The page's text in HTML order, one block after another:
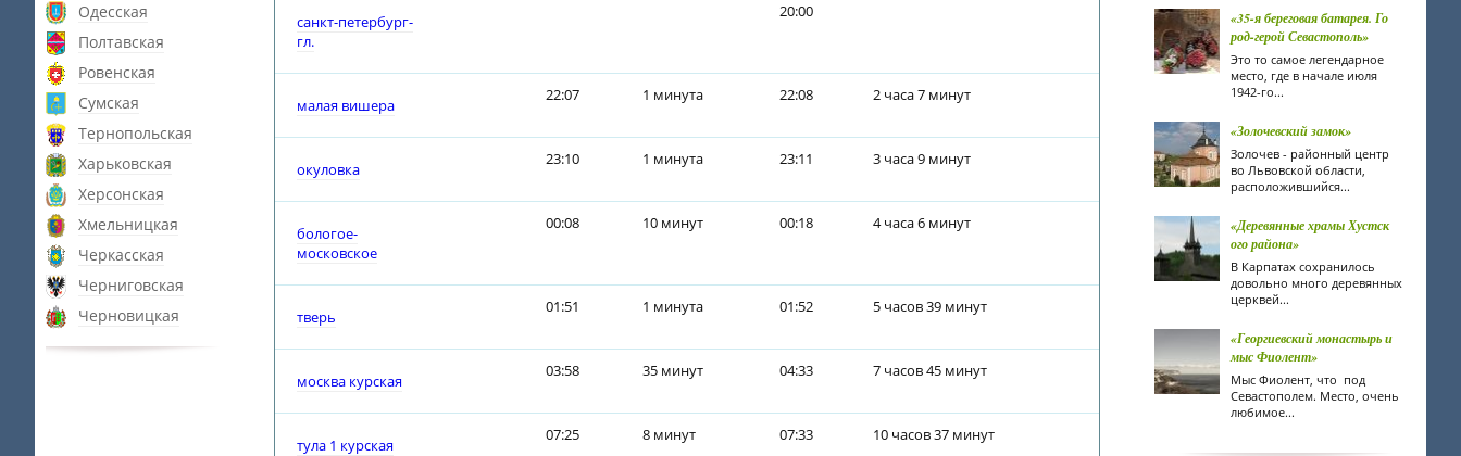
Одесская
Полтавская
Ровенская
Сумская
Тернопольская
Харьковская
Херсонская
Хмельницкая
Черкасская
Черниговская
Черновицкая
санкт-петербург-
гл.
20:00
малая вишера
22:07 1 минута 22:08 2 часа 7 минут
окуловка
23:10 1 минута 23:11 3 часа 9 минут
бологое-
московское
00:08 10 минут 00:18 4 часа 6 минут
тверь
01:51 1 минута 01:52 5 часов 39 минут
москва курская
03:58 35 минут 04:33 7 часов 45 минут
тула 1 курская
07:25 8 минут 07:33 10 часов 37 минут
«35-я береговая батарея. Го
род-герой Севастополь»
Это то самое легендарное
место, где в начале июля
1942-го...
«Золочевский замок»
Золочев - районный центр
во Львовской области,
расположившийся...
«Деревянные храмы Хустск
ого района»
В Карпатах сохранилось
довольно много деревянных
церквей...
«Георгиевский монастырь и
мыс Фиолент»
Мыс Фиолент, что под
Севастополем. Место, очень
любимое...